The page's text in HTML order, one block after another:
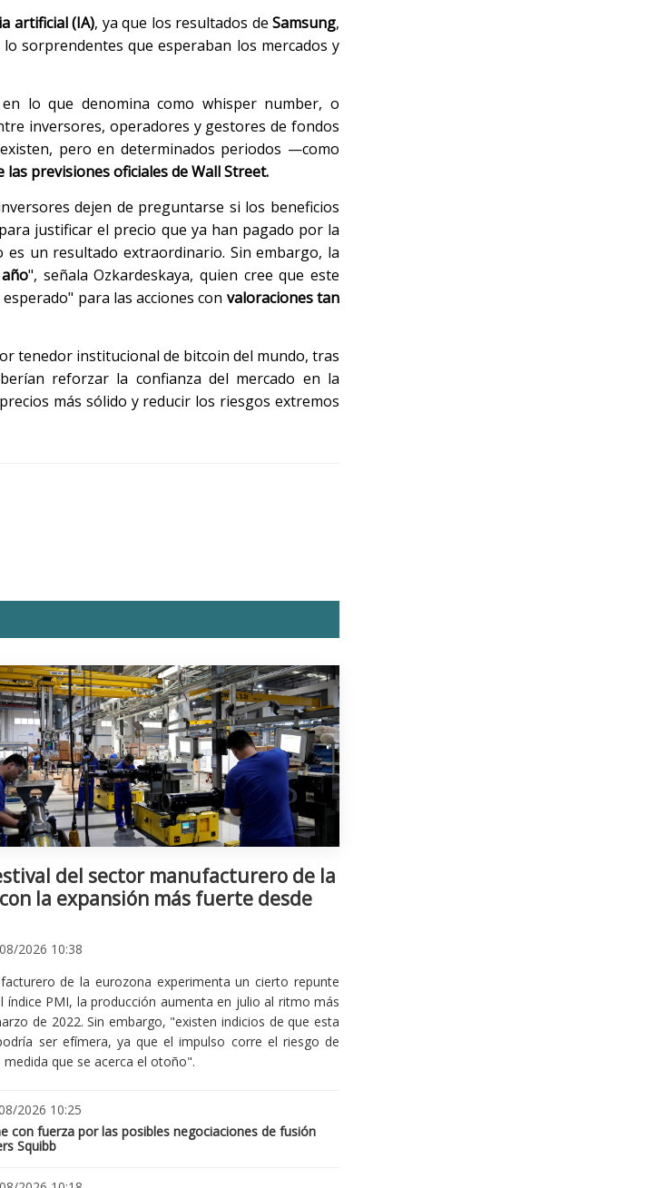
artificial (IA), ya que los resultados de Samsung,
sorprendentes que esperaban los mercados y
lo que denomina como whisper number, o
inversores, operadores y gestores de fondos
pero en determinados periodos —como
previsiones oficiales de Wall Street.
dejen de preguntarse si los beneficios
justificar el precio que ya han pagado por la
un resultado extraordinario. Sin embargo, la
", señala Ozkardeskaya, quien cree que este
para las acciones con valoraciones tan
tenedor institucional de bitcoin del mundo, tras
reforzar la confianza del mercado en la
más sólido y reducir los riesgos extremos
del sector manufacturero de la
la expansión más fuerte desde
2026 10:38
de la eurozona experimenta un cierto repunte
índice PMI, la producción aumenta en julio al ritmo más
de 2022. Sin embargo, "existen indicios de que esta
ser efímera, ya que el impulso corre el riesgo de
medida que se acerca el otoño".
2026 10:25
con fuerza por las posibles negociaciones de fusión
Squibb